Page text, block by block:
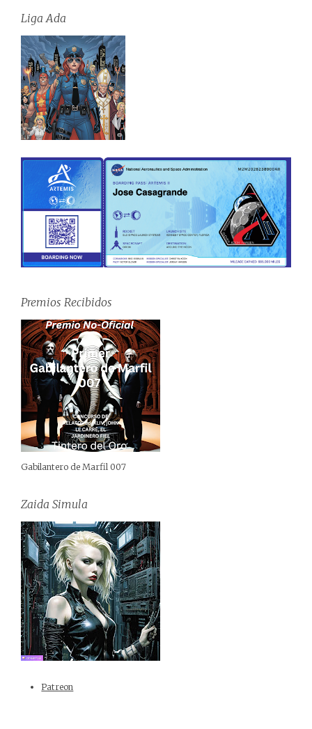
Liga Ada
Premios Recibidos
Gabilantero de Marfil 007
Zaida Simula
Patreon